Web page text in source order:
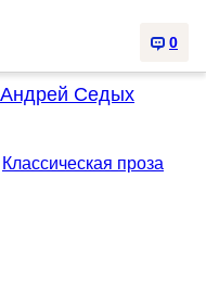
0
Седых
Классическая проза